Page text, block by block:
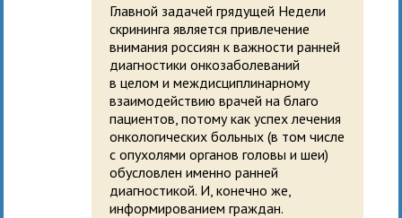
Главной задачей грядущей Недели
скрининга является привлечение
внимания россиян к важности ранней
диагностики онкозаболеваний
в целом и междисциплинарному
взаимодействию врачей на благо
пациентов, потому как успех лечения
онкологических больных (в том числе
с опухолями органов головы и шеи)
обусловлен именно ранней
диагностикой. И, конечно же,
информированием граждан.